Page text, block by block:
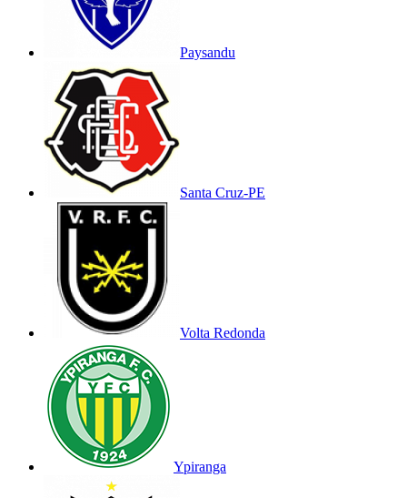
Paysandu
Santa Cruz-PE
Volta Redonda
Ypiranga